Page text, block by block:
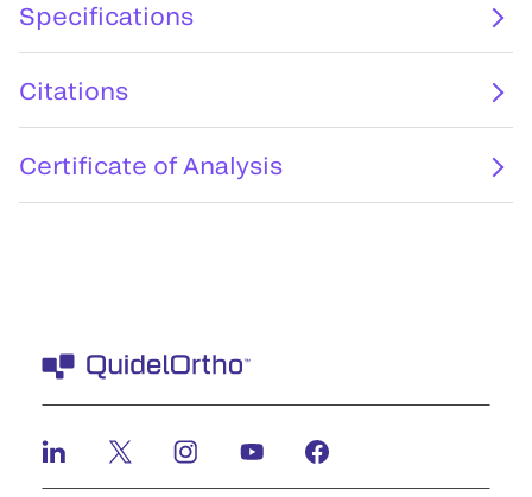
Specifications
Citations
Certificate of Analysis